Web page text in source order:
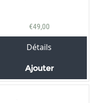
€49,00
Détails
Ajouter